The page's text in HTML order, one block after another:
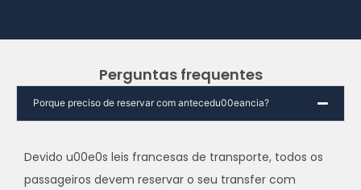
Perguntas frequentes
Porque preciso de reservar com antecedu00eancia?
Devido u00e0s leis francesas de transporte, todos os
passageiros devem reservar o seu transfer com